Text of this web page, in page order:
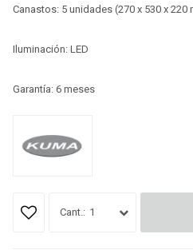
Canastos: 5 unidades (270 x 530 x 220
Iluminación: LED
Garantía: 6 meses
1